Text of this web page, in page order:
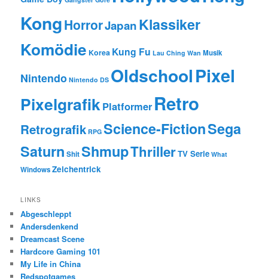
KongHorrorJapanKlassiker
Komödie Korea Kung Fu Lau Ching Wan Musik
Nintendo Nintendo DS OldschoolPixel
PixelgrafikPlatformer Retro
Retrografik RPG Science-FictionSega
Saturn ShitShmupThrillerTV Serie What
WindowsZeichentrick
LINKS
Abgeschleppt
Andersdenkend
Dreamcast Scene
Hardcore Gaming 101
My Life in China
Redspotgames